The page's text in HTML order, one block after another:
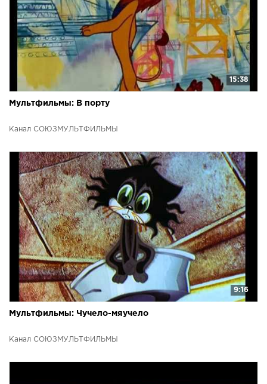
15:38
Мультфильмы: В порту
Канал СОЮЗМУЛЬТФИЛЬМЫ
9:16
Мультфильмы: Чучело-мяучело
Канал СОЮЗМУЛЬТФИЛЬМЫ